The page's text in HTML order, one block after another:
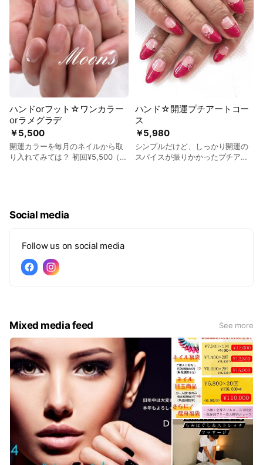
【ネイル】自爪のため機械は使用せずオフ等全て手作業で行い
ます。
自爪の状態によって使用するジェルのご提案を致します♪ケア
のみもお気軽にご相談下さい。
【エステ】最新の美容商材を駆使してお肌の内側から改善して
いきます♪
☆ネイリスト急募！自由出勤制☆スクールもあります
￥5,500
ハンドorフット☆ワンカラー
orラメグラデ
開運カラーを毎月のネイルから取
り入れてみては？ 初回¥5,500（他
￥5,980
ハンド☆開運プチアートコー
ス
シンプルだけど、しっかり開運の
スパイスが振りかかったプチアー
Social media
Follow us on social media
Mixed media feed See more